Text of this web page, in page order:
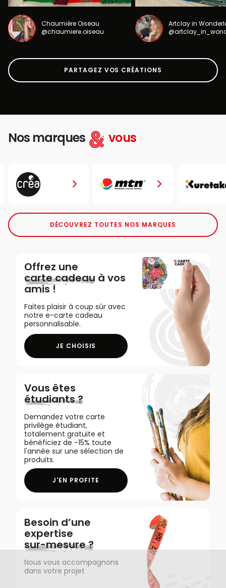
Chaumière Oiseau
@chaumiere.oiseau
Artclay in
PARTAGEZ VOS CRÉATIONS
Nos marques vous
DÉCOUVREZ TOUTES NOS MARQUES
Offrez une
carte cadeau à vos
amis !
Faites plaisir à coup sûr avec
notre e-carte cadeau
personnalisable.
JE CHOISIS
Vous êtes
étudiants ?
Demandez votre carte
privilège étudiant,
totalement gratuite et
bénéficiez de -15% toute
l'année sur une sélection de
produits.
J'EN PROFITE
Besoin d’une
expertise
sur-mesure ?
Nous vous accompagnons
dans votre projet